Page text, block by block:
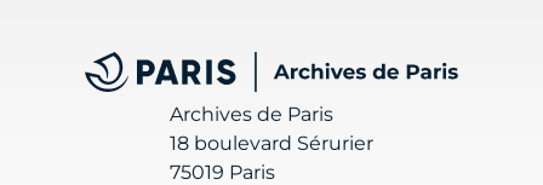
Archives de Paris
Archives de Paris
18 boulevard Sérurier
75019 Paris